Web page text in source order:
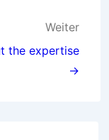
Weiter
the expertise
→